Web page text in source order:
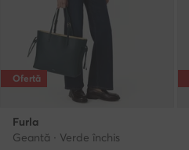
Ofertă
Furla
Geantă · Verde închis